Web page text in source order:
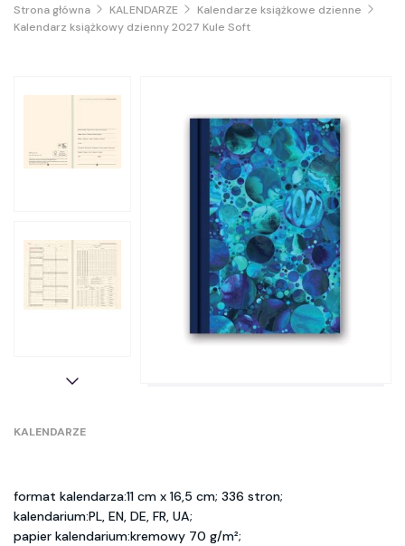
Strona główna KALENDARZE
Kalendarze książkowe dzienne
Kalendarz książkowy dzienny 2027 Kule Soft
KALENDARZE
format kalendarza:11 cm x 16,5 cm; 336 stron;
kalendarium:PL, EN, DE, FR, UA;
papier kalendarium:kremowy 70 g/m²;